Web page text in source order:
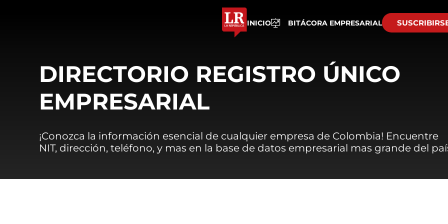
INICIO BITÁCORA EMPRESARIAL
DIRECTORIO REGISTRO ÚNICO
EMPRESARIAL
¡Conozca la información esencial de cualquier empresa de Colombia! Encuentre
NIT, dirección, teléfono, y mas en la base de datos empresarial mas grande del